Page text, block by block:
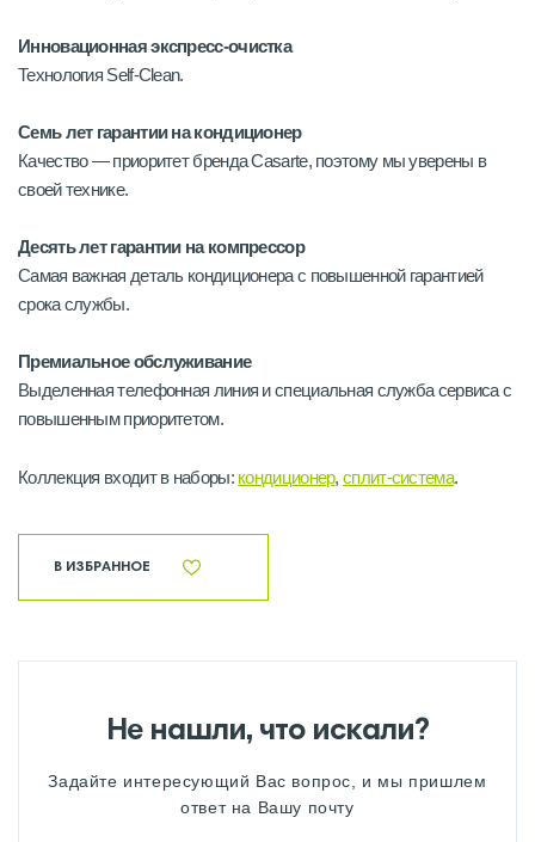
Инновационная экспресс-очистка
Технология Self-Clean.
Семь лет гарантии на кондиционер
Качество — приоритет бренда Casarte, поэтому мы уверены в
своей технике.
Десять лет гарантии на компрессор
Самая важная деталь кондиционера с повышенной гарантией
срока службы.
Премиальное обслуживание
Выделенная телефонная линия и специальная служба сервиса с
повышенным приоритетом.
Коллекция входит в наборы: кондиционер,сплит-система.
В ИЗБРАННОЕ
Не нашли, что искали?
Задайте интересующий Вас вопрос, и мы пришлем
ответ на Вашу почту